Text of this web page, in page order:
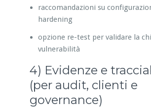
raccomandazioni su
hardening
opzione re-test per validare la
vulnerabilità
4) Evidenze e
(per audit, clienti e
governance)